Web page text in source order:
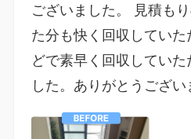
ございました。 見積も
た分も快く回収してい
どで素早く回収してい
した。ありがとうござい